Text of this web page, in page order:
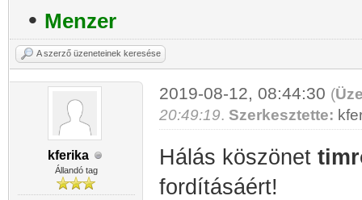
• Menzer
A szerző üzeneteinek keresése
kferika
Állandó tag
2019-08-12, 08:44:30 (
20:49:19. Szerkesztette:
Hálás köszönet
fordításáért!